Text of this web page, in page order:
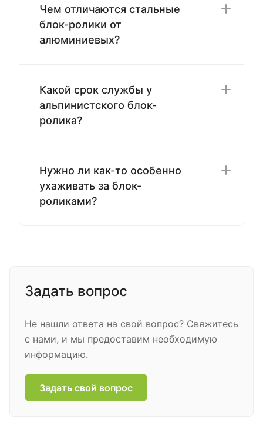
Чем отличаются стальные
блок-ролики от
алюминиевых?
Какой срок службы у
альпинистского блок-
ролика?
Нужно ли как-то особенно
ухаживать за блок-
роликами?
Задать вопрос
Не нашли ответа на свой вопрос? Свяжитесь
с нами, и мы предоставим необходимую
информацию.
Задать свой вопрос